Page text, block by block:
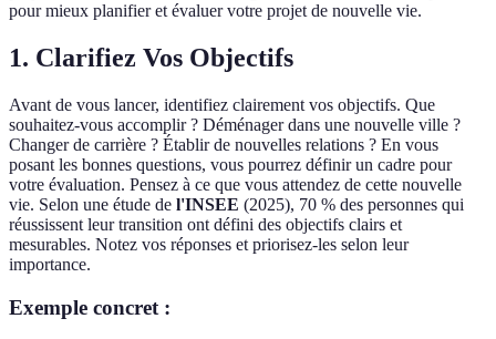
pour mieux planifier et évaluer votre projet de nouvelle vie.
1. Clarifiez Vos Objectifs
Avant de vous lancer, identifiez clairement vos objectifs. Que
souhaitez-vous accomplir ? Déménager dans une nouvelle ville ?
Changer de carrière ? Établir de nouvelles relations ? En vous
posant les bonnes questions, vous pourrez définir un cadre pour
votre évaluation. Pensez à ce que vous attendez de cette nouvelle
vie. Selon une étude de l'INSEE (2025), 70 % des personnes qui
réussissent leur transition ont défini des objectifs clairs et
mesurables. Notez vos réponses et priorisez-les selon leur
importance.
Exemple concret :